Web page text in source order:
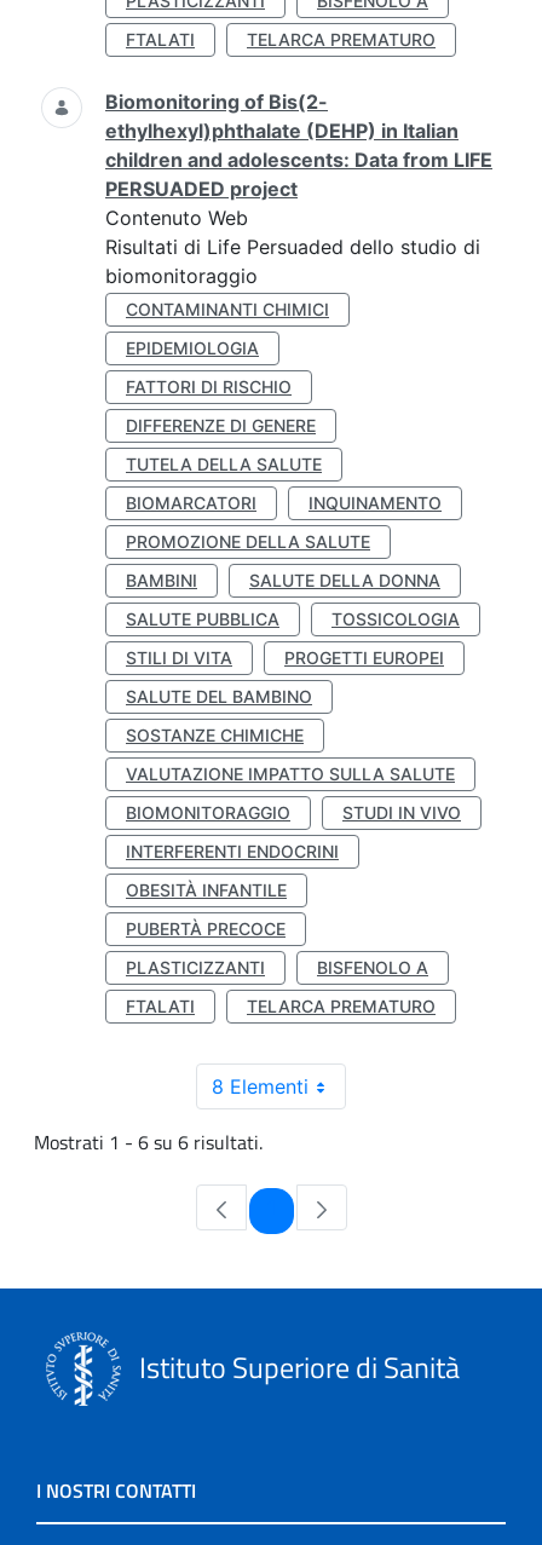
FTALATI
TELARCA PREMATURO
Biomonitoring of Bis(2-
ethylhexyl)phthalate (DEHP) in Italian
children and adolescents: Data from LIFE
PERSUADED project
Contenuto Web
Risultati di Life Persuaded dello studio di
biomonitoraggio
CONTAMINANTI CHIMICI
EPIDEMIOLOGIA
FATTORI DI RISCHIO
DIFFERENZE DI GENERE
TUTELA DELLA SALUTE
BIOMARCATORI
INQUINAMENTO
PROMOZIONE DELLA SALUTE
BAMBINI
SALUTE DELLA DONNA
SALUTE PUBBLICA
TOSSICOLOGIA
STILI DI VITA
PROGETTI EUROPEI
SALUTE DEL BAMBINO
SOSTANZE CHIMICHE
VALUTAZIONE IMPATTO SULLA SALUTE
BIOMONITORAGGIO
STUDI IN VIVO
INTERFERENTI ENDOCRINI
OBESITÀ INFANTILE
PUBERTÀ PRECOCE
PLASTICIZZANTI
BISFENOLO A
FTALATI
TELARCA PREMATURO
8 Elementi
Mostrati 1 - 6 su 6 risultati.
Pagina
Istituto Superiore di Sanità
I NOSTRI CONTATTI